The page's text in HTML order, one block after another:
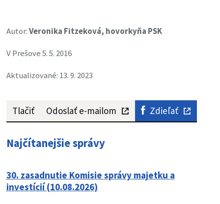
Autor:Veronika Fitzeková, hovorkyňa PSK
V Prešove 5. 5. 2016
Aktualizované: 13. 9. 2023
Tlačiť Odoslať e-mailom Zdieľať
Najčítanejšie správy
30. zasadnutie Komisie správy majetku a
investícií (10.08.2026)